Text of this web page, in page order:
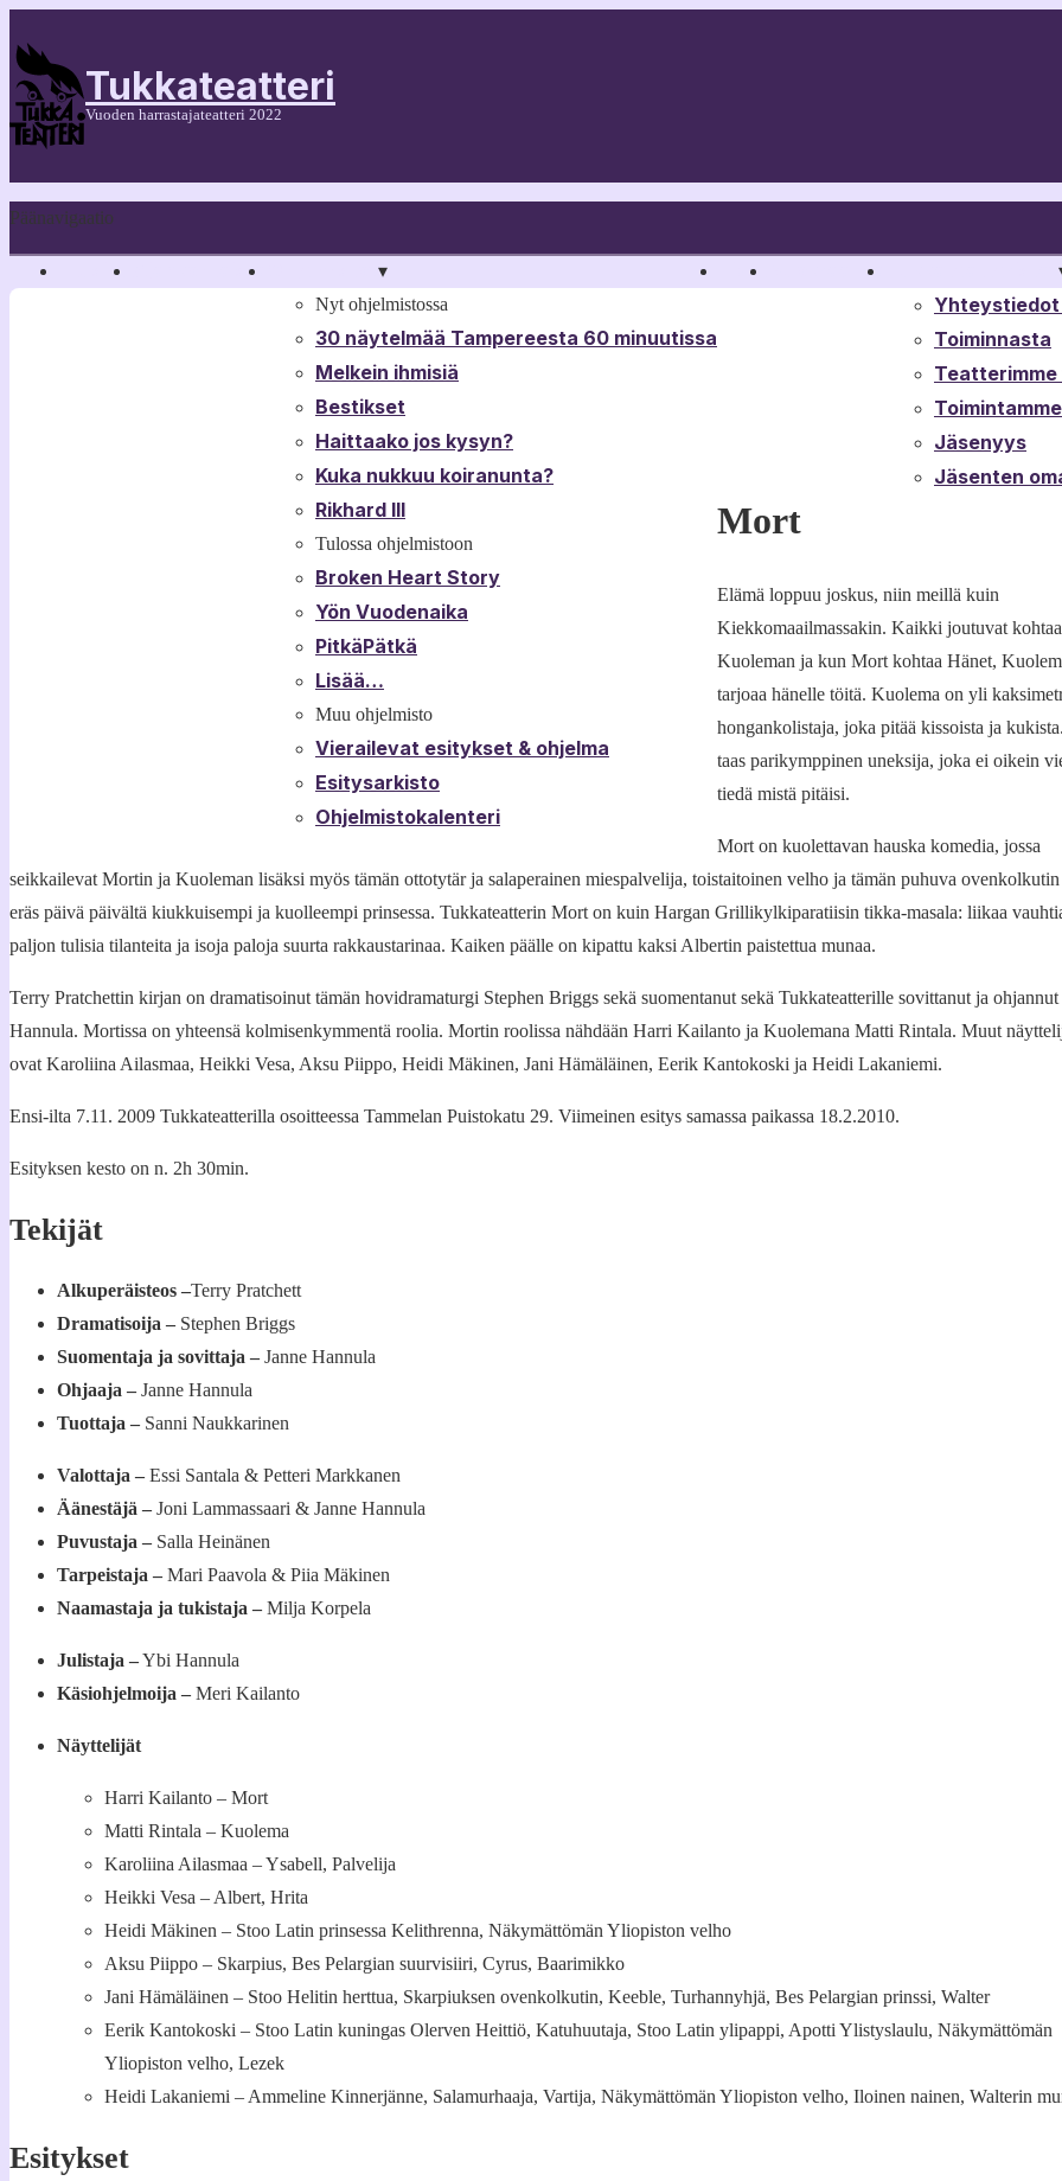
Tukkateatteri
Vuoden harrastajateatteri 2022
Päänavigaatio
Etusivu Ajankohtaista
▾
Nyt ohjelmistossa
30 näytelmää Tampereesta 60 minuutissa
Melkein ihmisiä
Bestikset
Haittaako jos kysyn?
Kuka nukkuu koiranunta?
Rikhard III
Tulossa ohjelmistoon
Broken Heart Story
Yön Vuodenaika
PitkäPätkä
Lisää…
Muu ohjelmisto
Vierailevat esitykset & ohjelma
Esitysarkisto
Ohjelmistokalenteri
Liput Vuokraa tila
Yhteystiedot
Toiminnasta
Jäsenyys
Jäsenten
Mort
Elämä loppuu joskus, niin meillä kuin
Kiekkomaailmassakin. Kaikki joutuvat
Kuoleman ja kun Mort kohtaa Hänet,
tarjoaa hänelle töitä. Kuolema on yli
hongankolistaja, joka pitää kissoista ja
taas parikymppinen uneksija, joka ei oikein
tiedä mistä pitäisi.
Mort on kuolettavan hauska komedia, jossa
seikkailevat Mortin ja Kuoleman lisäksi myös tämän ottotytär ja salaperainen miespalvelija, toistaitoinen velho ja tämän puhuva ovenkolkutin
eräs päivä päivältä kiukkuisempi ja kuolleempi prinsessa. Tukkateatterin Mort on kuin Hargan Grillikylkiparatiisin tikka-masala: liikaa
paljon tulisia tilanteita ja isoja paloja suurta rakkaustarinaa. Kaiken päälle on kipattu kaksi Albertin paistettua munaa.
Terry Pratchettin kirjan on dramatisoinut tämän hovidramaturgi Stephen Briggs sekä suomentanut sekä Tukkateatterille sovittanut ja ohjannut
Hannula. Mortissa on yhteensä kolmisenkymmentä roolia. Mortin roolissa nähdään Harri Kailanto ja Kuolemana Matti Rintala. Muut
ovat Karoliina Ailasmaa, Heikki Vesa, Aksu Piippo, Heidi Mäkinen, Jani Hämäläinen, Eerik Kantokoski ja Heidi Lakaniemi.
Ensi-ilta 7.11. 2009 Tukkateatterilla osoitteessa Tammelan Puistokatu 29. Viimeinen esitys samassa paikassa 18.2.2010.
Esityksen kesto on n. 2h 30min.
Tekijät
Alkuperäisteos –Terry Pratchett
Dramatisoija – Stephen Briggs
Suomentaja ja sovittaja – Janne Hannula
Ohjaaja – Janne Hannula
Tuottaja – Sanni Naukkarinen
Valottaja – Essi Santala & Petteri Markkanen
Äänestäjä – Joni Lammassaari & Janne Hannula
Puvustaja – Salla Heinänen
Tarpeistaja – Mari Paavola & Piia Mäkinen
Naamastaja ja tukistaja – Milja Korpela
Julistaja –Ybi Hannula
Käsiohjelmoija – Meri Kailanto
Näyttelijät
Harri Kailanto – Mort
Matti Rintala – Kuolema
Karoliina Ailasmaa – Ysabell, Palvelija
Heikki Vesa – Albert, Hrita
Heidi Mäkinen – Stoo Latin prinsessa Kelithrenna, Näkymättömän Yliopiston velho
Aksu Piippo – Skarpius, Bes Pelargian suurvisiiri, Cyrus, Baarimikko
Jani Hämäläinen – Stoo Helitin herttua, Skarpiuksen ovenkolkutin, Keeble, Turhannyhjä, Bes Pelargian prinssi, Walter
Eerik Kantokoski – Stoo Latin kuningas Olerven Heittiö, Katuhuutaja, Stoo Latin ylipappi, Apotti Ylistyslaulu, Näkymättömän
Yliopiston velho, Lezek
Heidi Lakaniemi – Ammeline Kinnerjänne, Salamurhaaja, Vartija, Näkymättömän Yliopiston velho, Iloinen nainen, Walterin
Esitykset